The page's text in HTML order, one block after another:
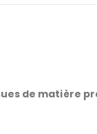
de matière